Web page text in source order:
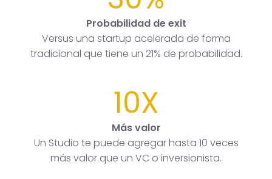
Probabilidad de exit
Versus una startup acelerada de forma
tradicional que tiene un 21% de probabilidad.
10X
Más valor
Un Studio te puede agregar hasta 10 veces
más valor que un VC o inversionista.